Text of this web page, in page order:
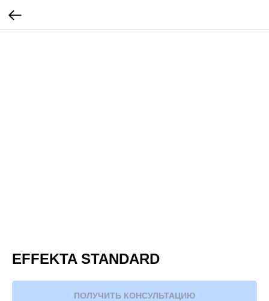
EFFEKTA STANDARD
ПОЛУЧИТЬ КОНСУЛЬТАЦИЮ